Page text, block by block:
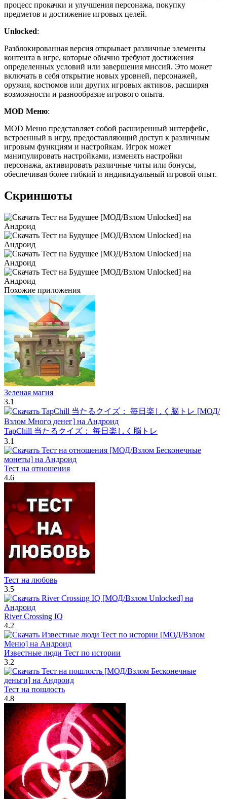
процесс прокачки и улучшения персонажа, покупку
предметов и достижение игровых целей.
Unlocked:
Разблокированная версия открывает различные элементы
контента в игре, которые обычно требуют достижения
определенных условий или завершения миссий. Это может
включать в себя открытие новых уровней, персонажей,
оружия, костюмов или других игровых активов, расширяя
возможности и разнообразие игрового опыта.
MOD Меню:
MOD Меню представляет собой расширенный интерфейс,
встроенный в игру, предоставляющий доступ к различным
игровым функциям и настройкам. Игрок может
манипулировать настройками, изменять настройки
персонажа, активировать различные читы или бонусы,
обеспечивая более гибкий и индивидуальный игровой опыт.
Скриншоты
Похожие приложения
Зеленая магия
3.1
TapChill 当たるクイズ： 毎日楽しく脳トレ
3.1
Тест на отношения
4.6
Тест на любовь
3.5
River Crossing IQ
4.2
Известные люди Тест по истории
3.2
Тест на пошлость
4.8